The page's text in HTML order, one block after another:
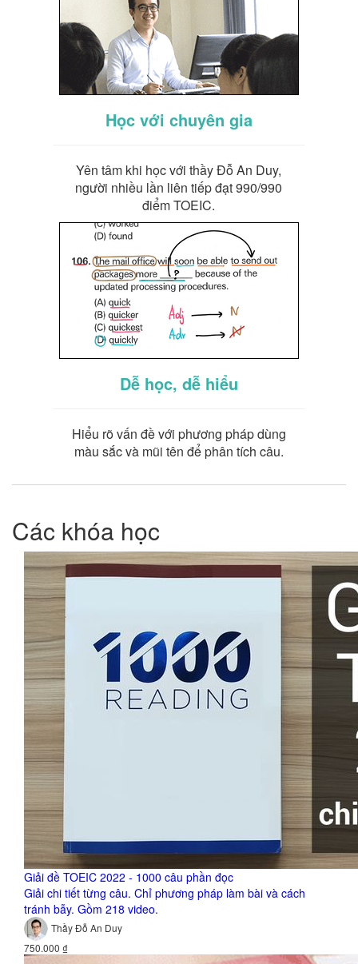
Học với chuyên gia
Yên tâm khi học với thầy Đỗ An Duy,
người nhiều lần liên tiếp đạt 990/990
điểm TOEIC.
Dễ học, dễ hiểu
Hiểu rõ vấn đề với phương pháp dùng
màu sắc và mũi tên để phân tích câu.
Các khóa học
Giải đề TOEIC 2022 - 1000 câu phần đọc
Giải chi tiết từng câu. Chỉ phương pháp làm bài và cách
tránh bẫy. Gồm 218 video.
Thầy Đỗ An Duy
750.000 ₫